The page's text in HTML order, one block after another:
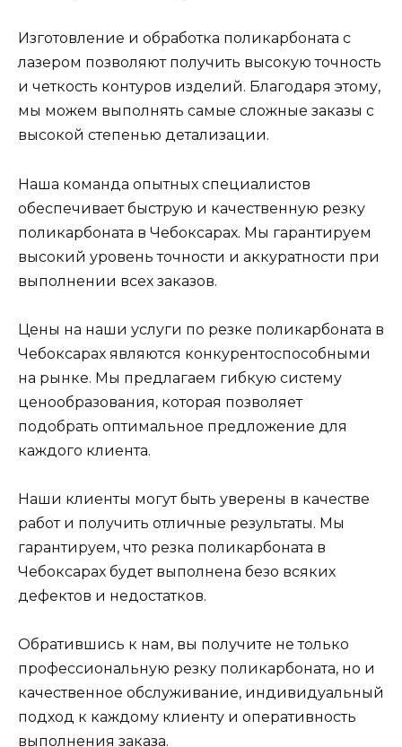
Изготовление и обработка поликарбоната с
лазером позволяют получить высокую точность
и четкость контуров изделий. Благодаря этому,
мы можем выполнять самые сложные заказы с
высокой степенью детализации.
Наша команда опытных специалистов
обеспечивает быструю и качественную резку
поликарбоната в Чебоксарах. Мы гарантируем
высокий уровень точности и аккуратности при
выполнении всех заказов.
Цены на наши услуги по резке поликарбоната в
Чебоксарах являются конкурентоспособными
на рынке. Мы предлагаем гибкую систему
ценообразования, которая позволяет
подобрать оптимальное предложение для
каждого клиента.
Наши клиенты могут быть уверены в качестве
работ и получить отличные результаты. Мы
гарантируем, что резка поликарбоната в
Чебоксарах будет выполнена безо всяких
дефектов и недостатков.
Обратившись к нам, вы получите не только
профессиональную резку поликарбоната, но и
качественное обслуживание, индивидуальный
подход к каждому клиенту и оперативность
выполнения заказа.